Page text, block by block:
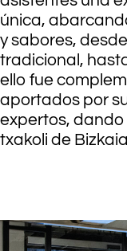
única,
y sabores,
tradicional,
ello fue
aportados por
expertos, dando
txakoli de